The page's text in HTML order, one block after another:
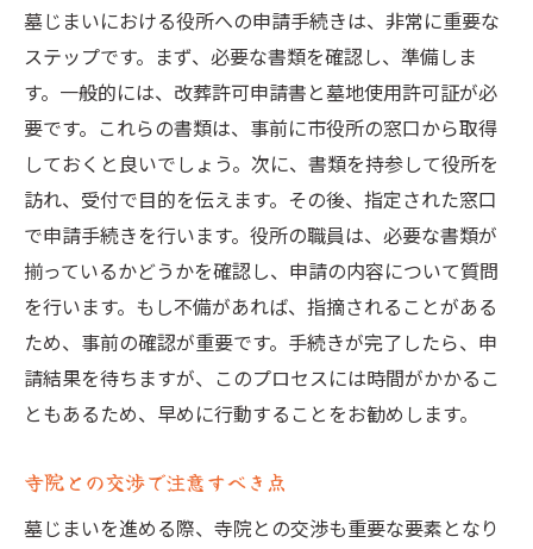
墓じまいにおける役所への申請手続きは、非常に重要な
ステップです。まず、必要な書類を確認し、準備しま
す。一般的には、改葬許可申請書と墓地使用許可証が必
要です。これらの書類は、事前に市役所の窓口から取得
しておくと良いでしょう。次に、書類を持参して役所を
訪れ、受付で目的を伝えます。その後、指定された窓口
で申請手続きを行います。役所の職員は、必要な書類が
揃っているかどうかを確認し、申請の内容について質問
を行います。もし不備があれば、指摘されることがある
ため、事前の確認が重要です。手続きが完了したら、申
請結果を待ちますが、このプロセスには時間がかかるこ
ともあるため、早めに行動することをお勧めします。
寺院との交渉で注意すべき点
墓じまいを進める際、寺院との交渉も重要な要素となり